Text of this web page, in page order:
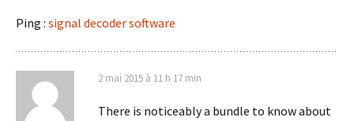
Ping : signal decoder software
2 mai 2015 à 11 h 17 min
There is noticeably a bundle to know about